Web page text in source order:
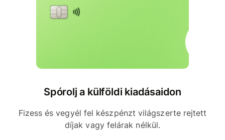
Spórolj a külföldi kiadásaidon
Fizess és vegyél fel készpénzt világszerte rejtett
díjak vagy felárak nélkül.